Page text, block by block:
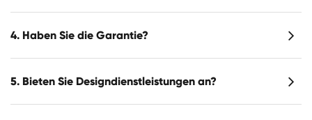
4. Haben Sie die Garantie?
5. Bieten Sie Designdienstleistungen an?